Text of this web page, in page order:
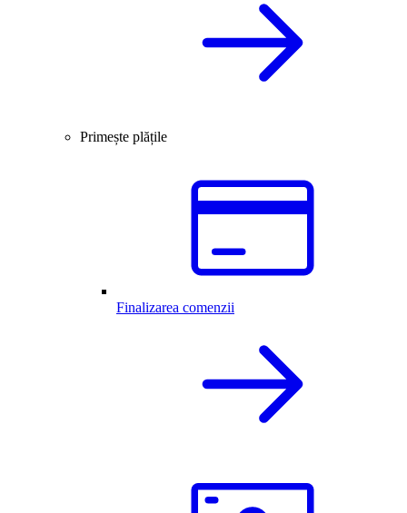
Primește plățile
Finalizarea comenzii